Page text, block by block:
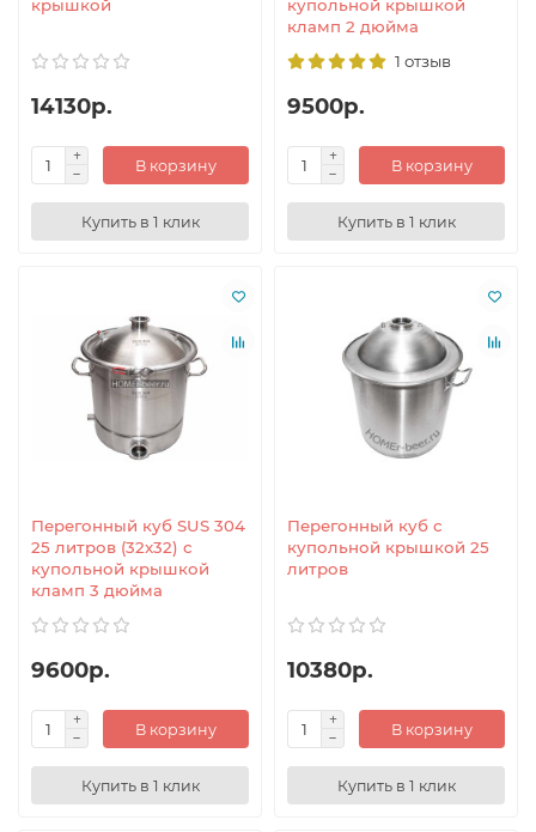
крышкой
14130р.
В корзину
Купить в 1 клик
купольной крышкой
кламп 2 дюйма
1 отзыв
9500р.
В корзину
Купить в 1 клик
Перегонный куб SUS 304
25 литров (32x32) с
купольной крышкой
кламп 3 дюйма
9600р.
В корзину
Купить в 1 клик
Перегонный куб с
купольной крышкой 25
литров
10380р.
В корзину
Купить в 1 клик